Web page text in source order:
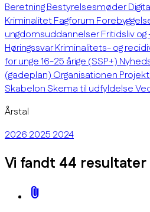
BeretningBestyrelsesmøder
KriminalitetFagforum
ungdomsuddannelserFritidsliv
HøringssvarKriminalitets- og
for unge 16-25 årige (SSP+)
(gadeplan)Organisationen
SkabelonSkema til udfyldelse
Årstal
202620252024
Vi fandt 44 resultater
attach_file